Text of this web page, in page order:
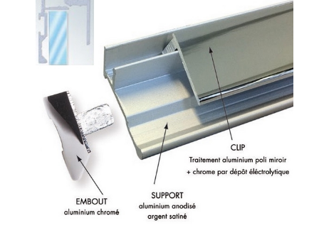
DEMANDE DE DEVIS
SUIVI DE DEVIS
SUIVI DE COMMANDE
TOUS LES TARIFS AU M2
GUIDE : CHOIX PAR UTILISATION
INSPIRATIONS ET NOUVEAUTÉS
AMBIANCE LAITON BROSSÉ